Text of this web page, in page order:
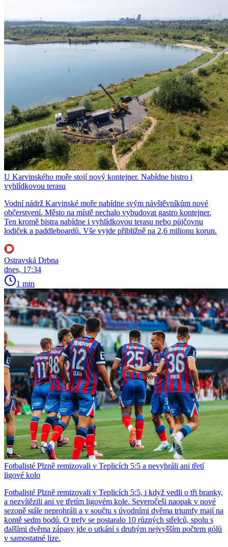
U Karvinského moře stojí nový kontejner. Nabídne bistro i
vyhlídkovou terasu
Vodní nádrž Karvinské moře nabídne svým návštěvníkům nové
občerstvení. Město na místě nechalo vybudovat gastro kontejner.
Ten kromě bistra nabídne i vyhlídkovou terasu nebo půjčovnu
lodiček a paddleboardů. Vše vyjde přibližně na 2,6 milionu korun.
Ostravská Drbna
dnes, 17:34
1 min
Fotbalisté Plzně remizovali v Teplicích 5:5 a nevyhráli ani třetí
ligové kolo
Fotbalisté Plzně remizovali v Teplicích 5:5, i když vedli o tři branky,
a nezvítězili ani ve třetím ligovém kole. Severočeši naopak v nové
sezoně stále neprohráli a v součtu s úvodními dvěma triumfy mají na
kontě sedm bodů. O trefy se postaralo 10 různých střelců, spolu s
dalšími dvěma zápasy jde o utkání s druhým nejvyšším počtem gólů
v samostatné lize.